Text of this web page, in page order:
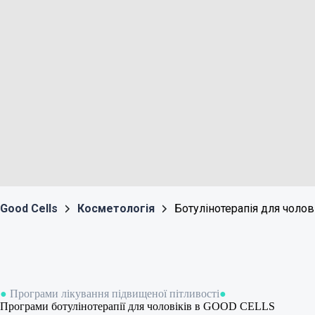
Good Cells Косметологія Ботулінотерапія для
● Програми лікування підвищеної пітливості●
Програми ботулінотерапії для чоловіків в GOOD CELLS